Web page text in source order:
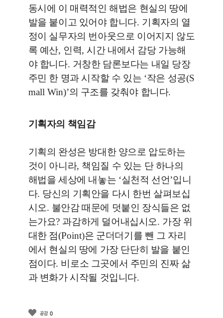
동시에 이 매력적인 해법은 현실의 땅에
발을 붙이고 있어야 합니다. 기획자의 열
정이 실무자의 번아웃으로 이어지지 않도
록 예산, 인력, 시간 내에서 감당 가능해
야 합니다. 거창한 담론보다는 내일 당장
주민 한 명과 시작할 수 있는 ‘작은 성공(S
mall Win)’의 구조를 갖춰야 합니다.
기획자의 책임감
기획의 완성은 방대한 양으로 압도하는
것이 아니라, 책임질 수 있는 단 하나의
해법을 세상에 내놓는 ‘실천적 선언’입니
다. 당신의 기획안을 다시 한번 살펴보십
시오. 불안감 때문에 덧붙인 장식들은 없
는가요? 과감하게 덜어내십시오. 가장 위
대한 점(Point)은 군더더기를 뺀 그 자리
에서 현실의 땅에 가장 단단히 발을 붙인
점이다. 비로소 그곳에서 주민의 진짜 삶
과 변화가 시작될 것입니다.
공감 0